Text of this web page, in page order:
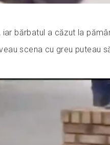
bărbatul a căzut la
scena cu greu puteau